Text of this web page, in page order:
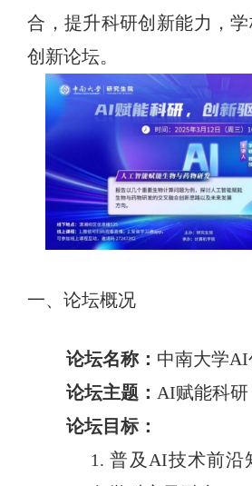
合，提升科研创新能力，
创新论坛。
一、论坛概况
论坛名称： 中南大学AI
论坛主题： AI赋能科
论坛目标：
1.普及 AI技术前沿